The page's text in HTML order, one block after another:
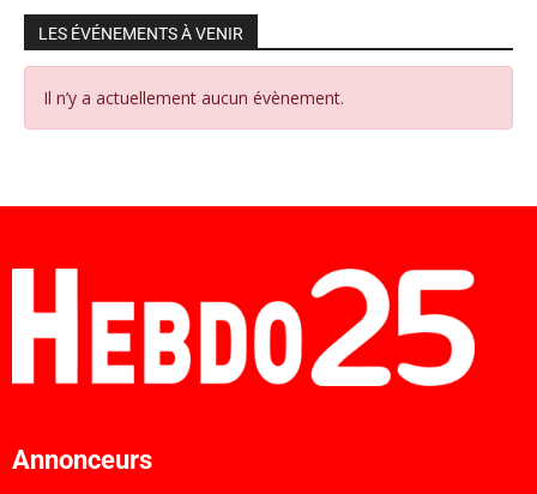
LES ÉVÉNEMENTS À VENIR
Il n’y a actuellement aucun évènement.
Annonceurs